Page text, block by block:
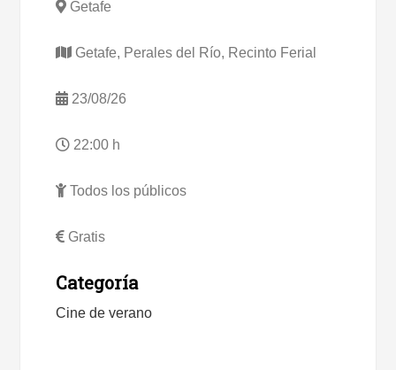
Getafe
Getafe, Perales del Río, Recinto Ferial
23/08/26
22:00 h
Todos los públicos
Gratis
Categoría
Cine de verano